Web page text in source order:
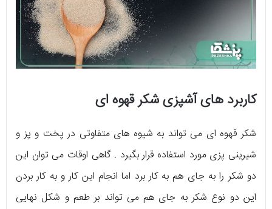
کاربرد های آشپزی شکر قهوه ای
شکر قهوه ای می تواند به شیوه های متفاوتی در پخت و پز و
شیرینی پزی مورد استفاده قرار بگیرد . گاهی اوقات می توان این
دو شکر را به جای هم به کار برد اما انجام این کار و به کار بردن
این دو نوع شکر به جای هم می تواند بر طعم و شکل نهایی